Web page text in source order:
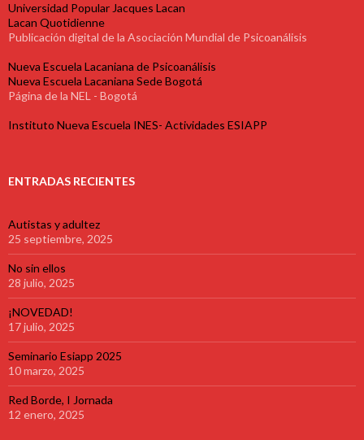
Universidad Popular Jacques Lacan
Lacan Quotidienne
Publicación digital de la Asociación Mundial de Psicoanálisis
Nueva Escuela Lacaniana de Psicoanálisis
Nueva Escuela Lacaniana Sede Bogotá
Página de la NEL - Bogotá
Instituto Nueva Escuela INES- Actividades ESIAPP
ENTRADAS RECIENTES
Autistas y adultez
25 septiembre, 2025
No sin ellos
28 julio, 2025
¡NOVEDAD!
17 julio, 2025
Seminario Esiapp 2025
10 marzo, 2025
Red Borde, I Jornada
12 enero, 2025